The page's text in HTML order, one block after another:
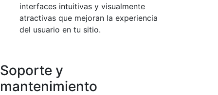
interfaces intuitivas y visualmente
atractivas que mejoran la experiencia
del usuario en tu sitio.
Soporte y
mantenimiento